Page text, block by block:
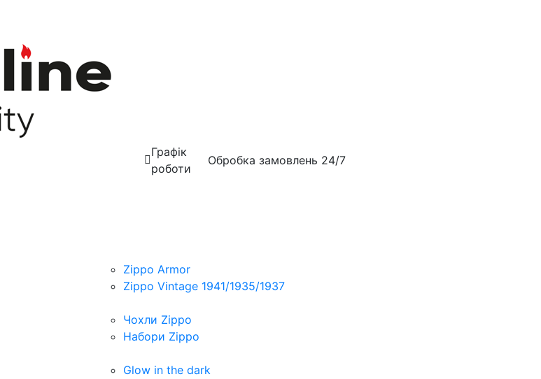
Графік
роботи
Обробка замовлень 24/7
Zippo Armor
Zippo Vintage 1941/1935/1937
Чохли Zippo
Набори Zippo
Glow in the dark